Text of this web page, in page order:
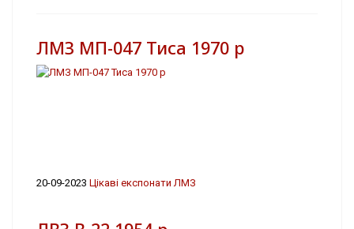
ЛМЗ МП-047 Тиса 1970 р
20-09-2023 Цікаві експонати ЛМЗ